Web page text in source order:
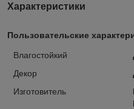
Характеристики
Пользовательские
Влагостойкий
Декор
Изготовитель